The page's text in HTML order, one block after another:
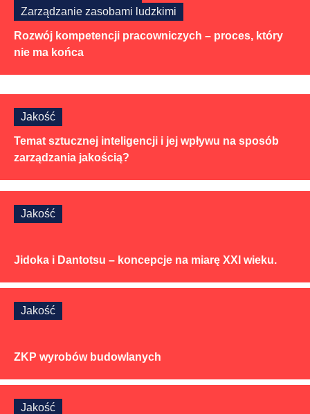
Zarządzanie zasobami ludzkimi
Rozwój kompetencji pracowniczych – proces, który
nie ma końca
Jakość
Temat sztucznej inteligencji i jej wpływu na sposób
zarządzania jakością?
Jakość
Jidoka i Dantotsu – koncepcje na miarę XXI wieku.
Jakość
ZKP wyrobów budowlanych
Jakość